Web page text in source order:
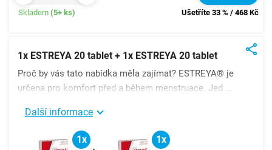
Skladem (5+ ks) Ušetříte 33 % / 468 Kč
1x ESTREYA 20 tablet + 1x ESTREYA 20 tablet
Proč by vás tato nabídka měla zajímat? ESTREYA® je
určena pro komfort před a během menstruace. Jed ...
Další informace
1x 1x